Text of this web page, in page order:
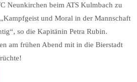
Neunkirchen beim ATS Kulmbach zu
und Moral in der Mannschaft
so die Kapitänin Petra Rubin.
am frühen Abend mit in die Bierstadt